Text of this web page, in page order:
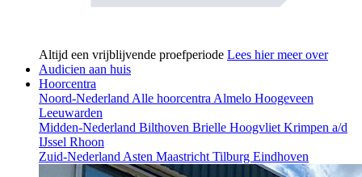
Altijd een vrijblijvende proefperiode Lees hier meer over
Audicien aan huis
Hoorcentra
Noord-NederlandAlle hoorcentraAlmelo Hoogeveen
Leeuwarden
Midden-Nederland Bilthoven Brielle HoogvlietKrimpen a/d
IJssel Rhoon
Zuid-NederlandAsten MaastrichtTilburg Eindhoven